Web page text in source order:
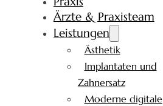
Ärzte & Praxisteam
Leistungen
Ästhetik
Implantaten und
Zahnersatz
Moderne digitale